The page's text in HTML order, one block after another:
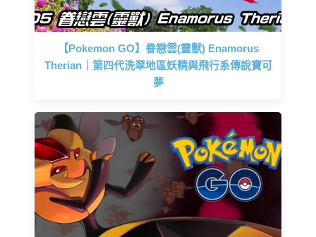
【Pokemon GO】眷戀雲(靈獸) Enamorus
Therian｜第四代洗翠地區妖精與飛行系傳說寶可
夢